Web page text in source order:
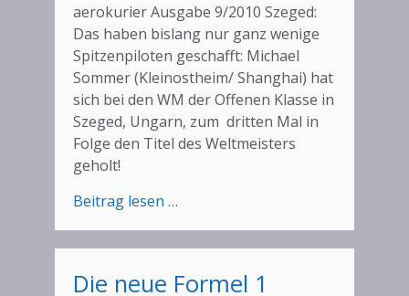
aerokurier Ausgabe 9/2010 Szeged:
Das haben bislang nur ganz wenige
Spitzenpiloten geschafft: Michael
Sommer (Kleinostheim/ Shanghai) hat
sich bei den WM der Offenen Klasse in
Szeged, Ungarn, zum dritten Mal in
Folge den Titel des Weltmeisters
geholt!
Beitrag lesen …
Sommer
Die neue Formel 1